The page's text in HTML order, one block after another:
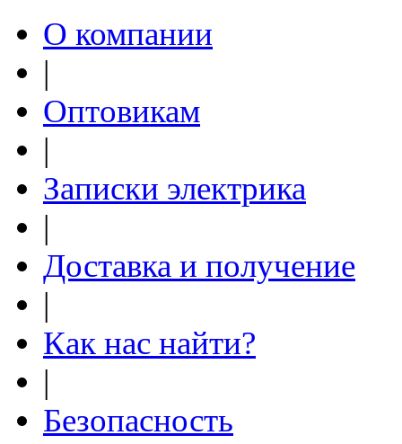
О компании
|
Оптовикам
|
Записки электрика
|
Доставка и получение
|
Как нас найти?
|
Безопасность